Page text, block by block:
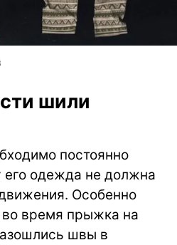
шили
постоянно
его одежда не должна
Особенно
время прыжка на
швы в